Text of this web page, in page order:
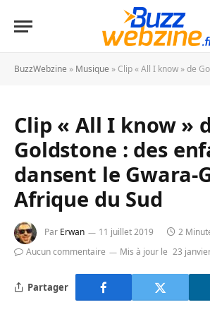
BuzzWebzine » Musique » Clip « All I know » de Goldstone : des enfants
Clip « All I know »
Goldstone : des
dansent le Gwara-
Afrique du Sud
Par Erwan 11 juillet 2019
2
Aucun commentaire
Mis à jour le 23
Partager